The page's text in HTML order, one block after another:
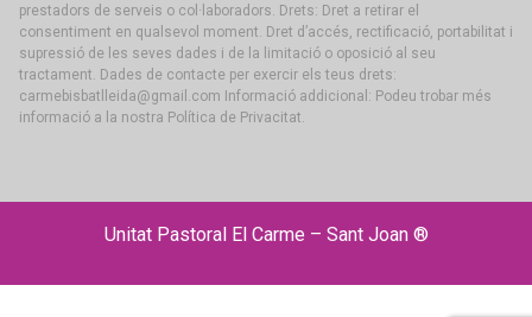
prestadors de serveis o col·laboradors. Drets: Dret a retirar el
consentiment en qualsevol moment. Dret d’accés, rectificació, portabilitat i
supressió de les seves dades i de la limitació o oposició al seu
tractament. Dades de contacte per exercir els teus drets:
carmebisbatlleida@gmail.com Informació addicional: Podeu trobar més
informació a la nostra Política de Privacitat.
Unitat Pastoral El Carme – Sant Joan ®